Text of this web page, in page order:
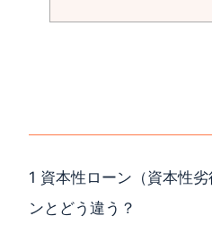
1 資本性ローン（資本性
ンとどう違う？